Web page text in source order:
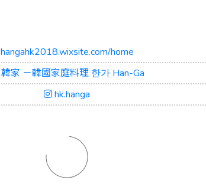
hangahk2018.wixsite.com/home
韓家 －韓國家庭料理 한가 Han-Ga
hk.hanga